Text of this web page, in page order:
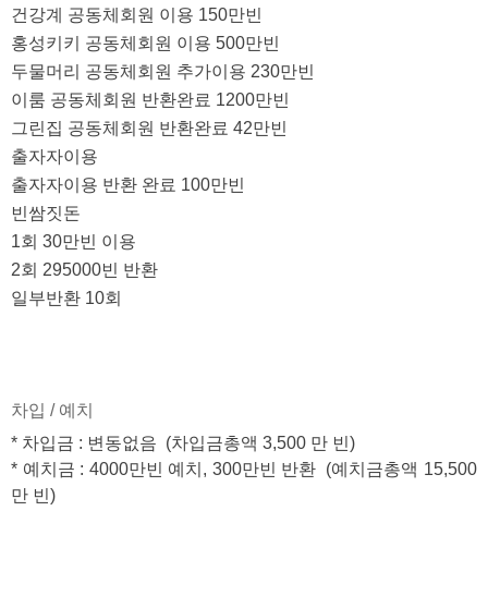
건강계 공동체회원 이용 150만빈
홍성키키 공동체회원 이용 500만빈
두물머리 공동체회원 추가이용 230만빈
이룸 공동체회원 반환완료 1200만빈
그린집 공동체회원 반환완료 42만빈
출자자이용
출자자이용 반환 완료 100만빈
빈쌈짓돈
1회 30만빈 이용
2회 295000빈 반환
일부반환 10회
차입 / 예치
* 차입금 : 변동없음  (차입금총액 3,500 만 빈)
* 예치금 : 4000만빈 예치, 300만빈 반환  (예치금총액 15,500
만 빈)